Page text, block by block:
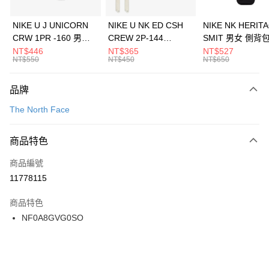
元大商業銀行
台灣樂天信用卡公司
全盈+PAY
AFTEE先享後付
【關於「AFTEE先享後付」】
便利好安心！
３．安心：先確認商品／服務後，再付款。
【「AFTEE先享後付」結帳流程】
１．於結帳方式選擇「AFTEE先享後付」後，將跳轉至「AFTEE先享後付」
２．訂單成立數日內，您將收到繳費通知簡訊。
３．收到繳費通知簡訊後14天內，點擊此簡訊中的連結，可透過四大超商／
ATM／網路銀行／等多元方式進行付款，方視為交易完成。
運送方式
每筆NT$100，滿NT$1,500(含以上)免運費
宅配
每筆NT$100，滿NT$1,500(含以上)免運費
付款後門市自取
每筆NT$100，滿NT$1,500(含以上)免運費
NIKE U J UNICORN
CRW 1PR -160 男女
中統襪 FZ3393100
NT$446
NT$550
NIKE U NK ED CSH
CREW 2P-144
EMBRDY 男女 短統襪
FZ3073133
NT$365
NT$450
NIKE NK
SMIT 男女 側背
BA5871010
NT$527
NT$650
品牌
The North Face
商品特色
商品編號
11778115
商品特色
NF0A8GVG0SO